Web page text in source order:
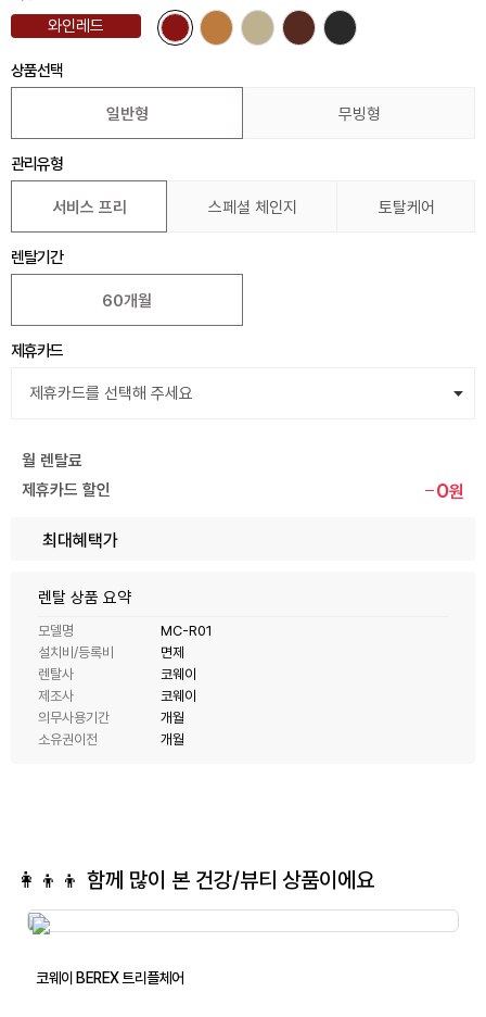
와인레드
상품선택
일반형 무빙형
관리유형
서비스 프리 스페셜 체인지 토탈케어
렌탈기간
60개월
제휴카드
월 렌탈료
제휴카드 할인
0원
최대혜택가
렌탈 상품 요약
모델명
MC-R01
설치비/등록비
면제
렌탈사
코웨이
제조사
코웨이
의무사용기간
개월
소유권이전
개월
👩‍👦‍👦 함께 많이 본 건강/뷰티 상품이에요
코웨이 BEREX 트리플체어